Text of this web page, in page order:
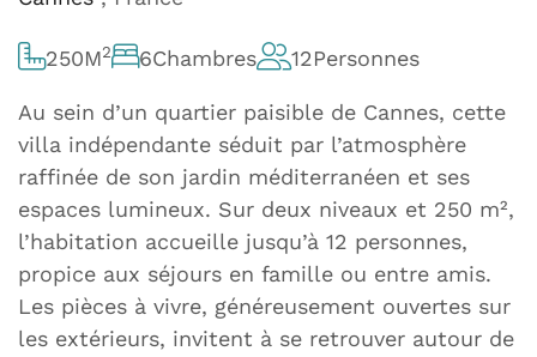
250M2 6Chambres 12Personnes
Au sein d’un quartier paisible de Cannes, cette
villa indépendante séduit par l’atmosphère
raffinée de son jardin méditerranéen et ses
espaces lumineux. Sur deux niveaux et 250 m²,
l’habitation accueille jusqu’à 12 personnes,
propice aux séjours en famille ou entre amis.
Les pièces à vivre, généreusement ouvertes sur
les extérieurs, invitent à se retrouver autour de